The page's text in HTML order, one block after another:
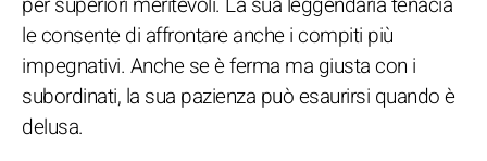
le consente di affrontare anche i compiti più
impegnativi. Anche se è ferma ma giusta con i
subordinati, la sua pazienza può esaurirsi quando è
delusa.